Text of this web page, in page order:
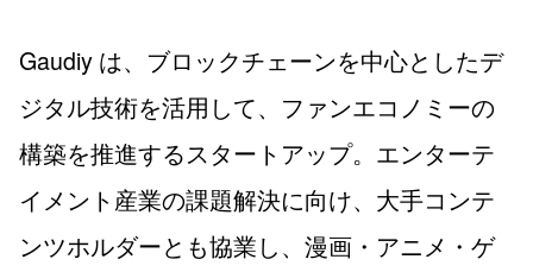
Gaudiy は、ブロックチェーンを中心としたデ
ジタル技術を活用して、ファンエコノミーの
構築を推進するスタートアップ。エンターテ
イメント産業の課題解決に向け、大手コンテ
ンツホルダーとも協業し、漫画・アニメ・ゲ